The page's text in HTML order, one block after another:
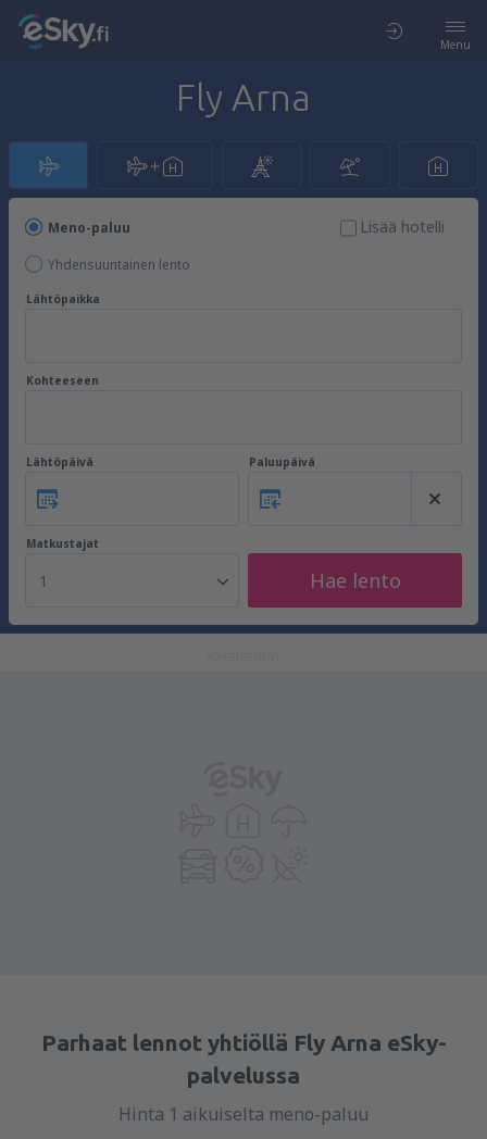
Menu
Fly Arna
Meno-paluu
Yhdensuuntainen lento
Lisää hotelli
Lähtöpaikka
Kohteeseen
Lähtöpäivä Paluupäivä
Matkustajat
1 Hae lento
Parhaat lennot yhtiöllä Fly Arna eSky-
palvelussa
Hinta 1 aikuiselta meno-paluu